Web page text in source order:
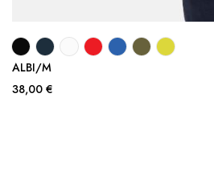
ALBI/M
38,00 €